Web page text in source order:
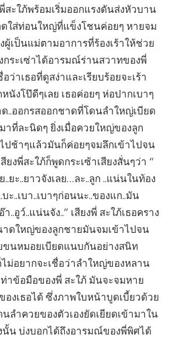
สะใภ้พร้อมเริ่มออกแรงดันส่งหัวบาน
ใส่ท่อนใหญ่ที่แข็งโชนค่อยๆ หายจม
ผู้เป็นแม่ตามอาการที่ร้องเร้าให้ช่วย
งกระเซ่าได้อารมณ์ร่านสวาทของพี่
ว่าเธอที่ดูสง่าและเรียบร้อยจะเร้า
นังโป๊ดีๆเลย เธอค่อยๆ ห่อปากเบาๆ
..ออกรสออกชาดที่โดนลำใหญ่เบียด
าที่ละนิดๆ ยิ่งเมื่อควยใหญ่ของลูก
ปช้าๆแล้วมันก็ค่อยๆจมลึกเข้าไปจน
ยงพี่สะใภ้ก็พูดกระเซ้าเสียงสั่นๆว่า “
..ยะ..ยาวจังเลย…ละ..ลูก ..แน่นในท้อง
ะ..เบา..เบาๆก่อนนะ..ของแก..มัน
..อูว์..แน่นจัง..” เสียงพี่ สะใภ้เธอคราง
าดใหญ่ของลูกชายมันจมเข้าไปจน
นหมอยเบียดแนบกันอย่างสนิท
ม่อยากจะเชื่อว่าลำใหญ่ของหลาน
าข้อมือของพี่ สะใภ้ มันจะจมหาย
องเธอได้ ซึ่งภาพใบหน้าบูดเบี้ยวด้วย
ลำควยของตัวเองยัดเยียดเข้ามาใน
นั้น บ่งบอกได้ถึงอารมณ์ของพี่พิศได้